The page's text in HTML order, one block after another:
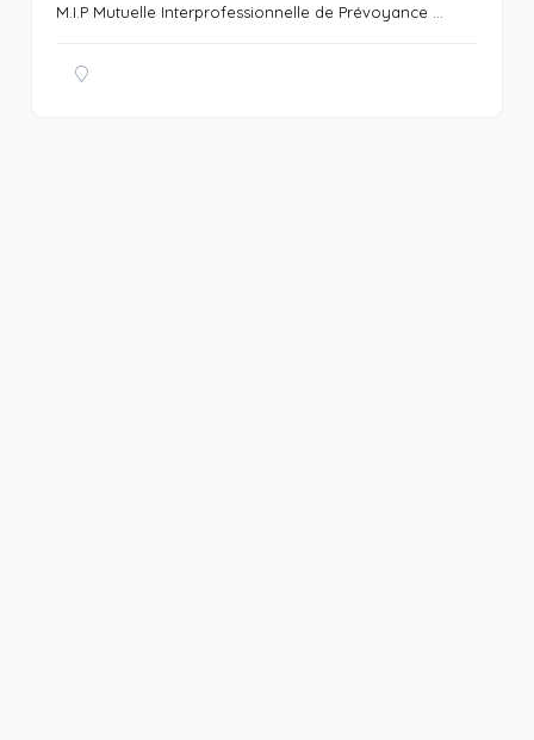
M.I.P Mutuelle Interprofessionnelle de Prévoyance ...